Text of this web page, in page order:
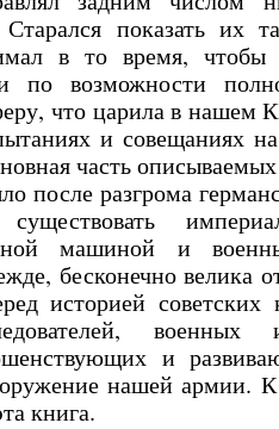
показать их
в то время, чтобы
по возможности
что царила в нашем
и совещаниях
часть
после разгрома
машиной и
бесконечно велика
историей советских
военных
и
нашей армии.
книга.